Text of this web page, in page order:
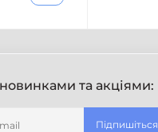
та акціями:
Підпишіться